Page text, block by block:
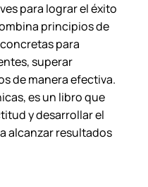
para lograr el éxito
principios de
para
superar
de manera efectiva.
es un libro que
y desarrollar el
alcanzar resultados